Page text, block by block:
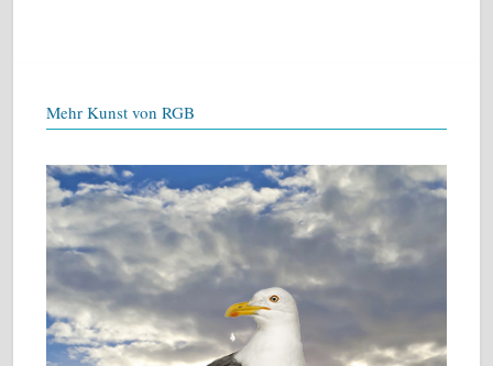
Mehr Kunst von RGB